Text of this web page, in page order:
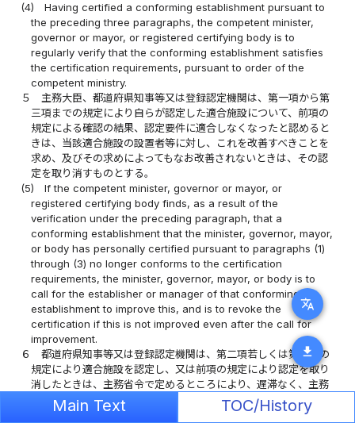
translate
download
(4)
Having certified a conforming establishment pursuant to
the preceding three paragraphs, the competent minister,
governor or mayor, or registered certifying body is to
regularly verify that the conforming establishment satisfies
the certification requirements, pursuant to order of the
competent ministry.
５
主務大臣、都道府県知事等又は登録認定機関は、第一項から第
三項までの規定により自らが認定した適合施設について、前項の
規定による確認の結果、認定要件に適合しなくなったと認めると
きは、当該適合施設の設置者等に対し、これを改善すべきことを
求め、及びその求めによってもなお改善されないときは、その認
定を取り消すものとする。
(5)
If the competent minister, governor or mayor, or
registered certifying body finds, as a result of the
verification under the preceding paragraph, that a
conforming establishment that the minister, governor, mayor,
or body has personally certified pursuant to paragraphs (1)
through (3) no longer conforms to the certification
requirements, the minister, governor, mayor, or body is to
call for the establisher or manager of that conforming
establishment to improve this, and is to revoke the
certification if this is not improved even after the call for
improvement.
６
都道府県知事等又は登録認定機関は、第二項若しくは第三項の
規定により適合施設を認定し、又は前項の規定により認定を取り
消したときは、主務省令で定めるところにより、遅滞なく、主務
大臣にその旨を報告しなければならない。
Having certified a conforming establishment pursuant to
Main Text TOC/History